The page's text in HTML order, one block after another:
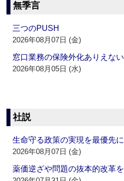
無季言
三つのPUSH
2026年08月07日 (金)
窓口業務の保険外化ありえない
2026年08月05日 (水)
社説
生命守る政策の実現を最優先に
2026年08月07日 (金)
薬価逆ざや問題の抜本的改革を